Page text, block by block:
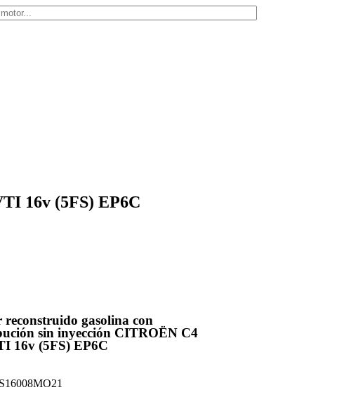
16v (5FS) EP6C
gasolina con
sin inyección CITROËN C4
16v (5FS) EP6C